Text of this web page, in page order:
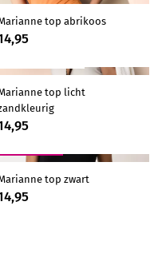
top abrikoos
2 VOOR 24,95
top licht
top zwart